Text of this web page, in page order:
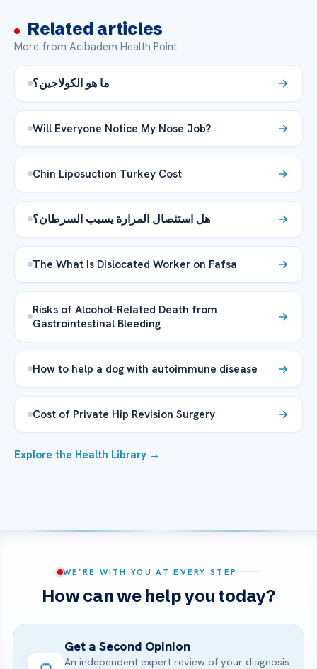
Related articles
More from Acibadem Health Point
ما هو الكولاجين؟
Will Everyone Notice My Nose Job?
Chin Liposuction Turkey Cost
هل استئصال المرارة يسبب السرطان؟
The What Is Dislocated Worker on Fafsa
Risks of Alcohol-Related Death from
Gastrointestinal Bleeding
How to help a dog with autoimmune disease
Cost of Private Hip Revision Surgery
Explore the Health Library →
WE’RE WITH YOU AT EVERY STEP
How can we help you today?
Get a Second Opinion
An independent expert review of your diagnosis